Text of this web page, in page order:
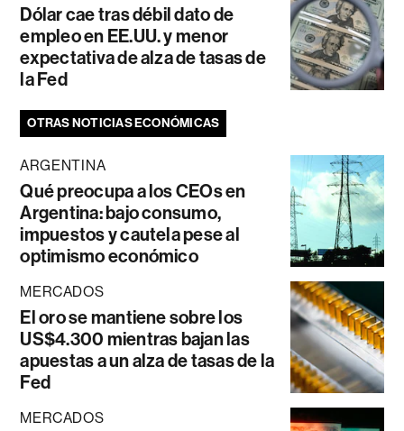
Dólar cae tras débil dato de
empleo en EE.UU. y menor
expectativa de alza de tasas de
la Fed
OTRAS NOTICIAS ECONÓMICAS
ARGENTINA
Qué preocupa a los CEOs en
Argentina: bajo consumo,
impuestos y cautela pese al
optimismo económico
MERCADOS
El oro se mantiene sobre los
US$4.300 mientras bajan las
apuestas a un alza de tasas de la
Fed
MERCADOS